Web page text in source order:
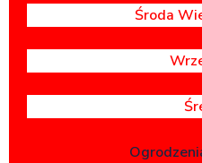
Środa